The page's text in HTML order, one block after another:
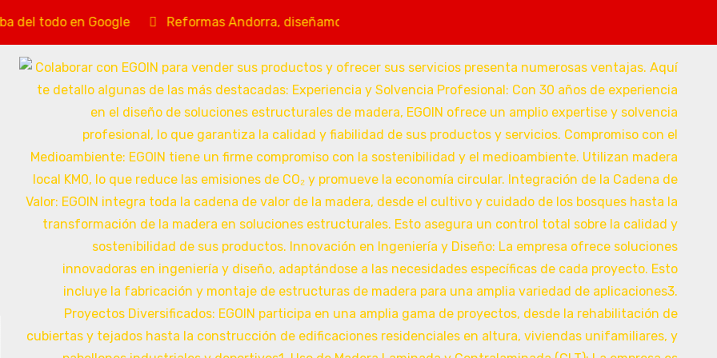
en Google Reformas Andorra, diseñamos y construimos terrazas de ensueño con madera laminada y tratada de